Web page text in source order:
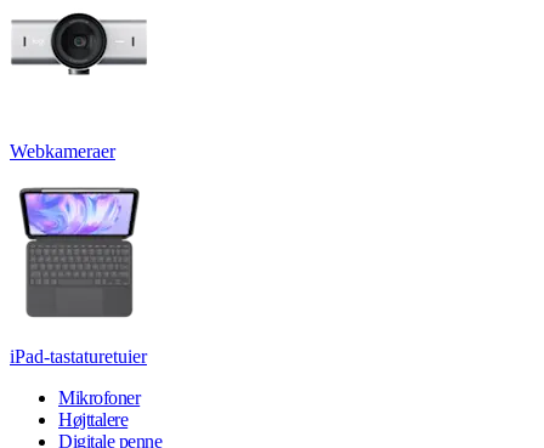
Webkameraer
iPad-tastaturetuier
Mikrofoner
Højttalere
Digitale penne